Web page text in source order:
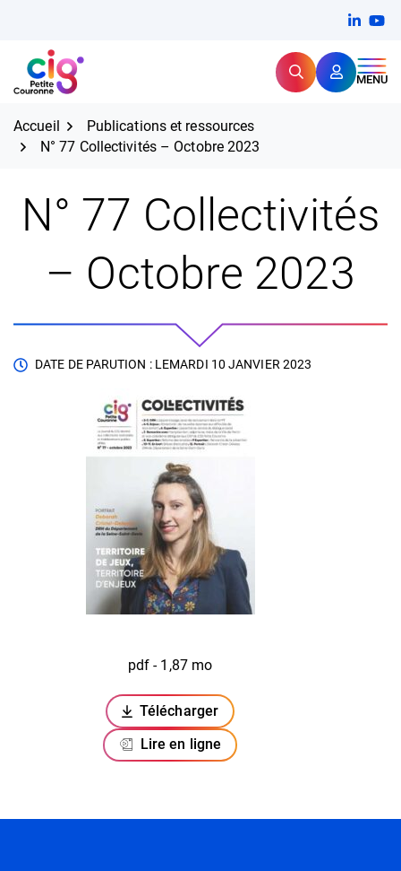
contenu
CIG Petite Couronne RechercherMENU
Expertise et proximité pour
Accueil
Publications et ressources
N° 77 Collectivités – Octobre 2023
N° 77 Collectivités
– Octobre 2023
DATE DE PARUTION : LEMARDI 10 JANVIER 2023
pdf - 1,87 mo
Télécharger
(ouverture dans un nouvel onglet)
Lire en ligne